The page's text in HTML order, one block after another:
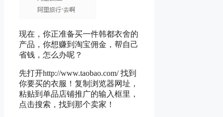
现在，你正准备买一件韩都衣舍的
产品，你想赚到淘宝佣金，帮自己
省钱，怎么办呢？
先打开http://www.taobao.com/ 找到
你要买的衣服！复制浏览器网址，
粘贴到单品店铺推广的输入框里，
点击搜索，找到那个卖家！